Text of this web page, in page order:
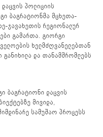
პოლიციის
ბაგრატიონმა მცხეთა-
ჯავახეთის რეგიონალურ
გამართა. გიორგი
ხელმძღვანელებთან
და თანამშრომლებს
ბაგრატიონი დაცვის
მივიდა,
სამუშაო პროცესს